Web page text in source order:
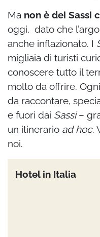
Ma non è dei Sassi
oggi, dato che
anche inflazionato. I
migliaia di turisti
conoscere tutto il
molto da offrire.
da raccontare,
e fuori dai Sassi–
un itinerario ad hoc.
noi.
Hotel in Italia